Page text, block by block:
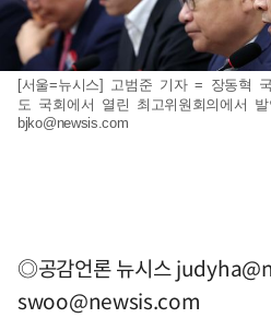
[서울=뉴시스] 고범준 기자 = 장동혁
도 국회에서 열린 최고위원회의에서
bjko@newsis.com
◎공감언론 뉴시스
swoo@newsis.com